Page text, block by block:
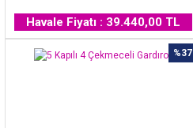
Havale Fiyatı : 39.440,00 TL
%37